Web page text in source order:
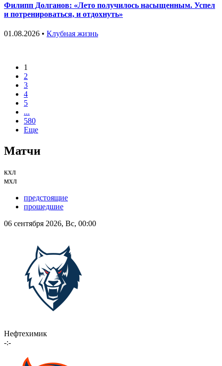
Филипп Долганов: «Лето получилось насыщенным. Успел
и потренироваться, и отдохнуть»
01.08.2026 • Клубная жизнь
1
2
3
4
5
...
580
Еще
Матчи
кхл
мхл
предстоящие
прошедшие
06 сентября 2026, Вс, 00:00
Нефтехимик
-:-